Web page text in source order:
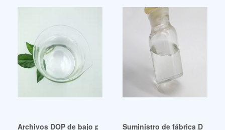
Archivos DOP de bajo precio – Chemceed Argentina
Suministro de fábrica DOTP